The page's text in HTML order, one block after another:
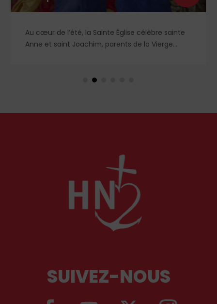
Au cœur de l’été, la Sainte Église célèbre sainte
Anne et saint Joachim, parents de la Vierge
en Orient qu’en Occident, célèbre par sa piété
SUIVEZ-NOUS